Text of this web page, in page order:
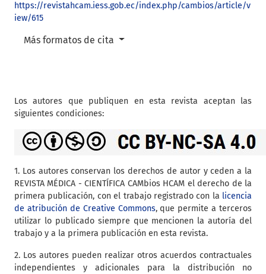
https://revistahcam.iess.gob.ec/index.php/cambios/article/v
iew/615
Más formatos de cita
Los autores que publiquen en esta revista aceptan las
siguientes condiciones:
1. Los autores conservan los derechos de autor y ceden a la
REVISTA MÉDICA - CIENTÍFICA CAMbios HCAM el derecho de la
primera publicación, con el trabajo registrado con la licencia
de atribución de Creative Commons, que permite a terceros
utilizar lo publicado siempre que mencionen la autoría del
trabajo y a la primera publicación en esta revista.
2. Los autores pueden realizar otros acuerdos contractuales
independientes y adicionales para la distribución no